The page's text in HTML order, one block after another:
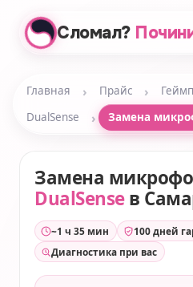
Сломал?
Главная › Прайс ›
DualSense › Замена
Замена
DualSenseв
~1 ч 35 мин
100 дней
Диагностика при вас